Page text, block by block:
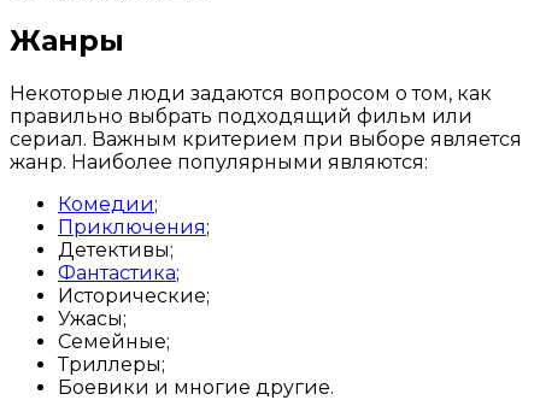
Жанры
Некоторые люди задаются вопросом о том, как
правильно выбрать подходящий фильм или
сериал. Важным критерием при выборе является
жанр. Наиболее популярными являются:
Комедии;
Приключения;
Детективы;
Фантастика;
Исторические;
Ужасы;
Семейные;
Триллеры;
Боевики и многие другие.